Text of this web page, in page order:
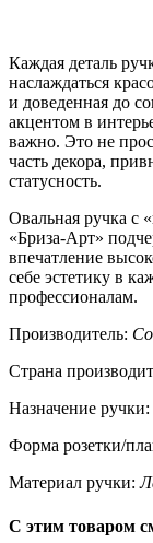
Каждая деталь
наслаждаться
и доведенная до
акцентом в
важно. Это не
часть декора,
статусность.
Овальная ручка с
«Бриза-Арт»
впечатление
себе эстетику в
профессионалам.
Производитель:
Страна
Назначение ручки:
Форма розетки/
Материал ручки:
С этим товаром